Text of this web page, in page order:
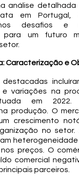
análise
em Portugal,
desafios e
para um futuro
Caracterização e
variações na
em
produção. O
crescimento
no
heterogeneidade
preços. O
comercial
parceiros.